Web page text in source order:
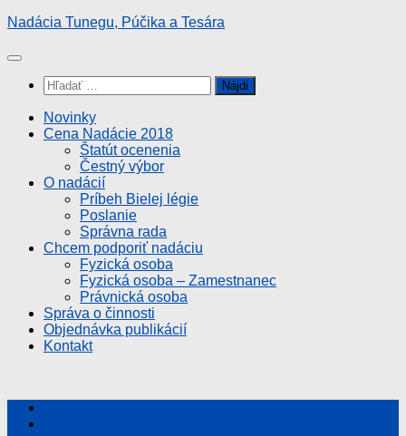
Preskočiť
obsah
Nadácia Tunegu, Púčika a Tesára
Hľadať:
Novinky
Cena Nadácie 2018
Štatút ocenenia
Čestný výbor
O nadácií
Príbeh Bielej légie
Poslanie
Správna rada
Chcem podporiť nadáciu
Fyzická osoba
Fyzická osoba – Zamestnanec
Právnická osoba
Správa o činnosti
Objednávka publikácií
Kontakt